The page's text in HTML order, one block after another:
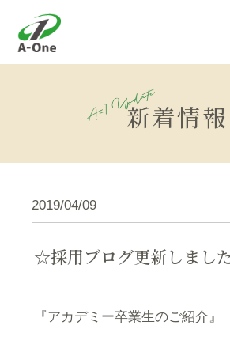
新着情報
2019/04/09
☆採用ブログ更新しまし
『アカデミー卒業生のご紹介』